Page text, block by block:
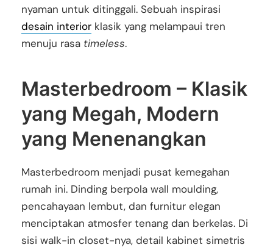
nyaman untuk ditinggali. Sebuah inspirasi
desain interior klasik yang melampaui tren
menuju rasa timeless.
Masterbedroom – Klasik
yang Megah, Modern
yang Menenangkan
Masterbedroom menjadi pusat kemegahan
rumah ini. Dinding berpola wall moulding,
pencahayaan lembut, dan furnitur elegan
menciptakan atmosfer tenang dan berkelas. Di
sisi walk-in closet-nya, detail kabinet simetris